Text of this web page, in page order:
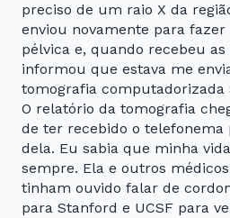
preciso de um raio X da
enviou novamente para
pélvica e, quando recebeu
informou que estava me
tomografia computadorizada
O relatório da tomografia
de ter recebido o
dela. Eu sabia que minha
sempre. Ela e outros
tinham ouvido falar de
para Stanford e UCSF para